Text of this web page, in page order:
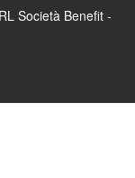
Società Benefit -